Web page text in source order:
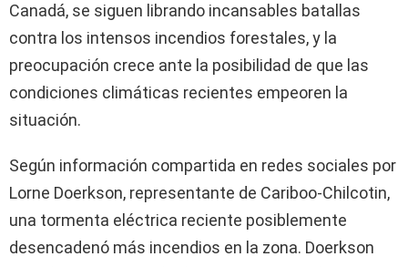
Canadá, se siguen librando incansables batallas
contra los intensos incendios forestales, y la
preocupación crece ante la posibilidad de que las
condiciones climáticas recientes empeoren la
situación.
Según información compartida en redes sociales por
Lorne Doerkson, representante de Cariboo-Chilcotin,
una tormenta eléctrica reciente posiblemente
desencadenó más incendios en la zona. Doerkson